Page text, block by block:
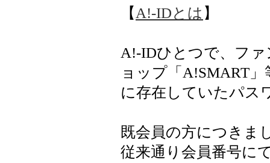
【 A!-IDとは 】
A!-IDひとつで、フ
ョップ「A!SMART
に存在していたパス
既会員の方につきま
従来通り会員番号に